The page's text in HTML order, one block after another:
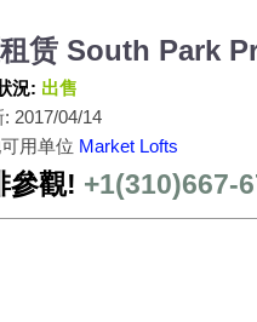
赁 South Park
況: 出售
: 2017/04/14
用单位 Market Lofts
參觀! +1(310)667-